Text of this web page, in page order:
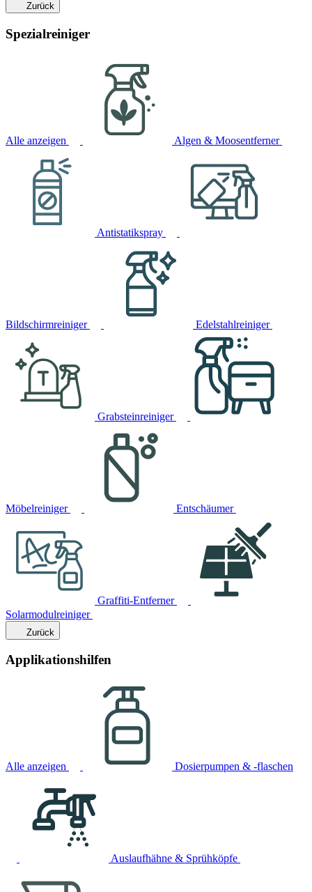
Zurück
Spezialreiniger
Alle anzeigen Algen & Moosentferner
Antistatikspray
Bildschirmreiniger Edelstahlreiniger
Grabsteinreiniger
Möbelreiniger Entschäumer
Graffiti-Entferner
Solarmodulreiniger
Zurück
Applikationshilfen
Alle anzeigen Dosierpumpen & -flaschen
Auslaufhähne & Sprühköpfe